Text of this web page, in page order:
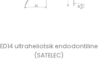
ED14 ultraheliotsik endodontiline
(SATELEC)